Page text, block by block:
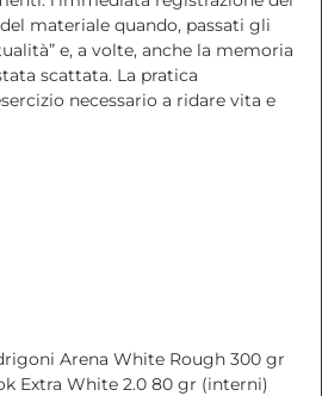
materiale quando, passati gli
e, a volte, anche la memoria
scattata. La pratica
necessario a ridare vita e
Arena White Rough 300 gr
Extra White 2.0 80 gr (interni)